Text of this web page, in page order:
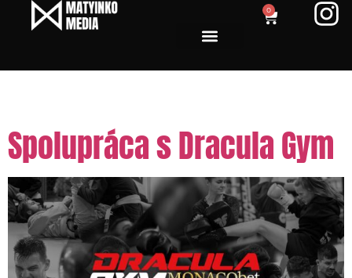
0
Spolupráca s Dracula Gym